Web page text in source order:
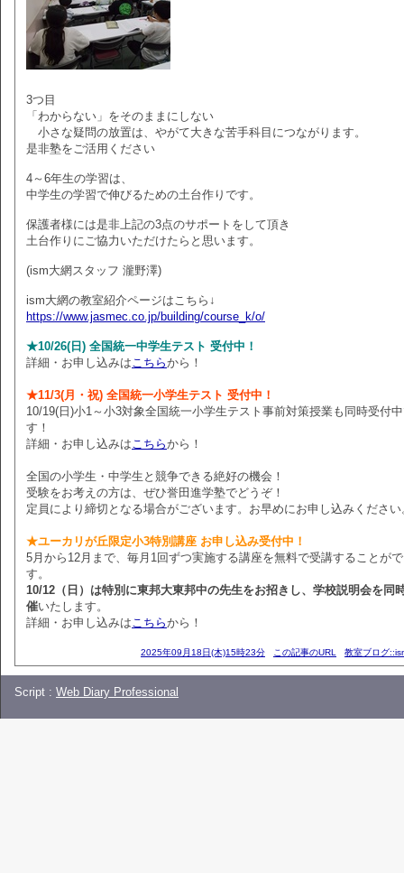
3つ目
「わからない」をそのままにしない
小さな疑問の放置は、やがて大きな苦手科目につながります。
是非塾をご活用ください
4～6年生の学習は、
中学生の学習で伸びるための土台作りです。
保護者様には是非上記の3点のサポートをして頂き
土台作りにご協力いただけたらと思います。
(ism大網スタッフ 瀧野澤)
ism大網の教室紹介ページはこちら↓
https://www.jasmec.co.jp/building/course_k/o/
★10/26(日) 全国統一中学生テスト 受付中！
詳細・お申し込みはこちらから！
★11/3(月・祝) 全国統一小学生テスト 受付中！
10/19(日)小1～小3対象全国統一小学生テスト事前対策授業も同時受付
す！
詳細・お申し込みはこちらから！
全国の小学生・中学生と競争できる絶好の機会！
受験をお考えの方は、ぜひ誉田進学塾でどうぞ！
定員により締切となる場合がございます。お早めにお申し込みください
★ユーカリが丘限定小3特別講座 お申し込み受付中！
5月から12月まで、毎月1回ずつ実施する講座を無料で受講することが
す。
10/12（日）は特別に東邦大東邦中の先生をお招きし、学校説明会を同
催いたします。
詳細・お申し込みはこちらから！
2025年09月18日(木)15時23分 この記事のURL 教室ブログ
Script : Web Diary Professional